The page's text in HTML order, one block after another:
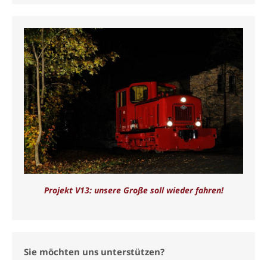
Projekt V13: unsere Große soll wieder fahren!
Sie möchten uns unterstützen?